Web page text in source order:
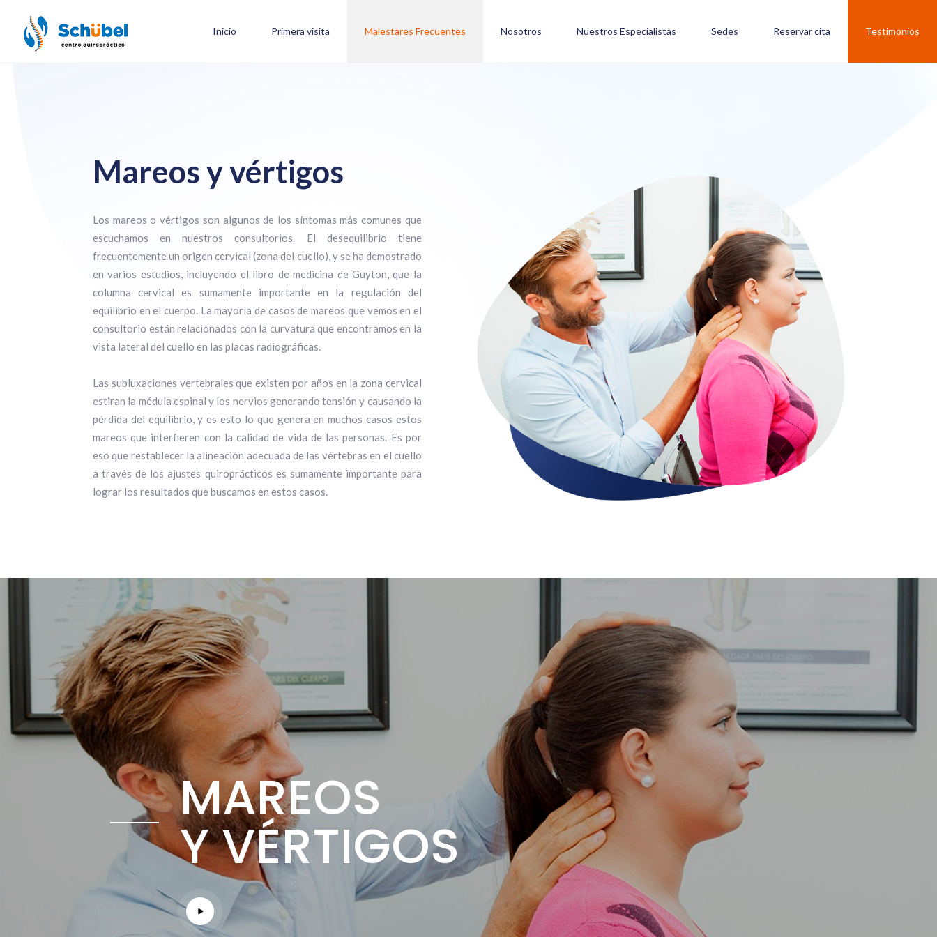
Inicio Primera visita Malestares Frecuentes Nosotros Nuestros Especialistas Sedes Reservar cita Testimonios
Mareos y vértigos
Los mareos o vértigos son algunos de los síntomas más comunes que
escuchamos en nuestros consultorios. El desequilibrio tiene
frecuentemente un origen cervical (zona del cuello), y se ha demostrado
en varios estudios, incluyendo el libro de medicina de Guyton, que la
columna cervical es sumamente importante en la regulación del
equilibrio en el cuerpo. La mayoría de casos de mareos que vemos en el
consultorio están relacionados con la curvatura que encontramos en la
vista lateral del cuello en las placas radiográficas.
Las subluxaciones vertebrales que existen por años en la zona cervical
estiran la médula espinal y los nervios generando tensión y causando la
pérdida del equilibrio, y es esto lo que genera en muchos casos estos
mareos que interfieren con la calidad de vida de las personas. Es por
eso que restablecer la alineación adecuada de las vértebras en el cuello
a través de los ajustes quiroprácticos es sumamente importante para
lograr los resultados que buscamos en estos casos.
MAREOS
Y VÉRTIGOS